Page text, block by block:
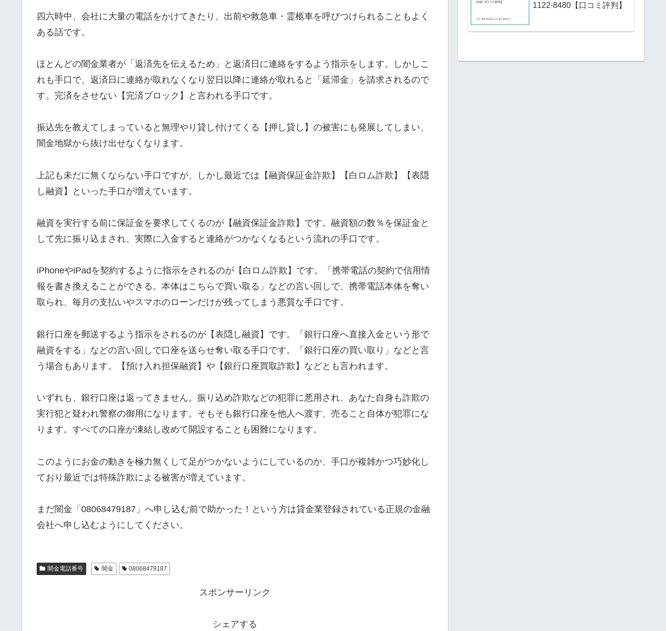
四六時中、会社に大量の電話をかけてきたり、出前や救急車・霊柩車を呼びつけられることもよく
ある話です。
ほとんどの闇金業者が「返済先を伝えるため」と返済日に連絡をするよう指示をします。しかしこ
れも手口で、返済日に連絡が取れなくなり翌日以降に連絡が取れると「延滞金」を請求されるので
す。完済をさせない【完済ブロック】と言われる手口です。
振込先を教えてしまっていると無理やり貸し付けてくる【押し貸し】の被害にも発展してしまい、
闇金地獄から抜け出せなくなります。
上記も未だに無くならない手口ですが、しかし最近では【融資保証金詐欺】【白ロム詐欺】【表隠
し融資】といった手口が増えています。
融資を実行する前に保証金を要求してくるのが【融資保証金詐欺】です。融資額の数％を保証金と
して先に振り込まされ、実際に入金すると連絡がつかなくなるという流れの手口です。
iPhoneやiPadを契約するように指示をされるのが【白ロム詐欺】です。「携帯電話の契約で信用情
報を書き換えることができる。本体はこちらで買い取る」などの言い回しで、携帯電話本体を奪い
取られ、毎月の支払いやスマホのローンだけが残ってしまう悪質な手口です。
銀行口座を郵送するよう指示をされるのが【表隠し融資】です。「銀行口座へ直接入金という形で
融資をする」などの言い回しで口座を送らせ奪い取る手口です。「銀行口座の買い取り」などと言
う場合もあります。【預け入れ担保融資】や【銀行口座買取詐欺】などとも言われます。
いずれも、銀行口座は返ってきません。振り込め詐欺などの犯罪に悪用され、あなた自身も詐欺の
実行犯と疑われ警察の御用になります。そもそも銀行口座を他人へ渡す、売ること自体が犯罪にな
ります。すべての口座が凍結し改めて開設することも困難になります。
このようにお金の動きを極力無くして足がつかないようにしているのか、手口が複雑かつ巧妙化し
ており最近では特殊詐欺による被害が増えています。
まだ闇金「08068479187」へ申し込む前で助かった！という方は貸金業登録されている正規の金融
会社へ申し込むようにしてください。
闇金電話番号 闇金 08068479187
スポンサーリンク
シェアする
1122-8480【口コミ評判】